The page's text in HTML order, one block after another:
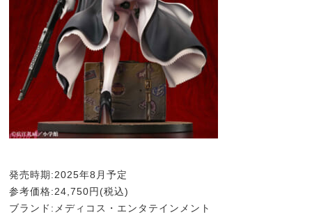
発売時期:2025年8月予定
参考価格:24,750円(税込)
ブランド:メディコス・エンタテインメント